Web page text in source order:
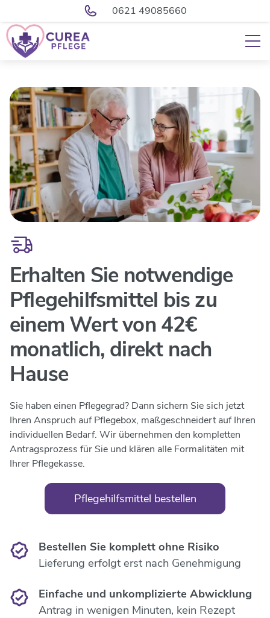
0621 49085660
Erhalten Sie notwendige
Pflegehilfsmittel biszu
einem Wert von 42€
monatlich, direkt nach
Hause
Sie haben einen Pflegegrad? Dann sichern Sie sich jetzt
Ihren Anspruch auf Pflegebox, maßgeschneidert auf Ihren
individuellen Bedarf. Wir übernehmen den kompletten
Antragsprozess für Sie und klären alle Formalitäten mit
Ihrer Pflegekasse.
Pflegehilfsmittel bestellen
Bestellen Sie komplett ohne Risiko
Lieferung erfolgt erst nach Genehmigung
Einfache und unkomplizierte Abwicklung
Antrag in wenigen Minuten, kein Rezept